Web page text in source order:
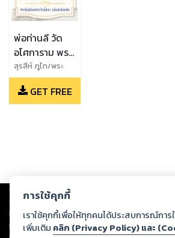
พ่อท่านลี วัด
อโศการาม พระ
ผู้เสมือนพระเจ้า
อโศกฯ กลับ
ชาติมาเกิด
สุรสีห์ ภูไท/พระ
เครื่องอภินิหาร
GET FREE
Copyright © 2026
ต่อผลงานหรือเนื้อหาใดที่อัปโหลดผ่านเว็บไซต์และปร
ทรัพย์สินทางปัญญาของบุคคลอื่นหรือขัดต่อกฎหมาย
ทุกท่านโปรดใช้วิจารณญาณในการกลั่นกรองด้วยตนเ
การใช้คุกกี้
เราใช้คุกกี้เพื่อให้ทุกคนได้ประสบการณ์กา
เพิ่มเติม คลิก (Privacy Policy) และ